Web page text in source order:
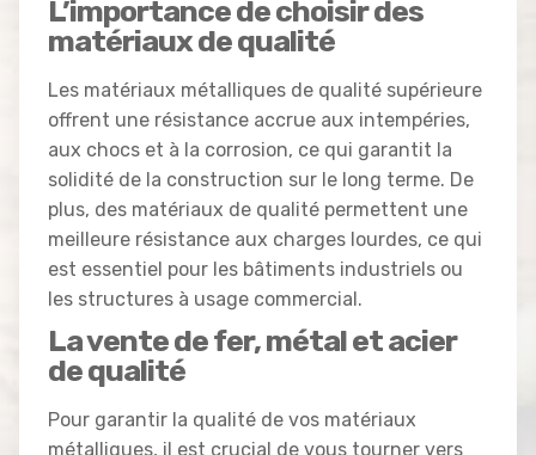
L’importance de choisir des
matériaux de qualité
Les matériaux métalliques de qualité supérieure
offrent une résistance accrue aux intempéries,
aux chocs et à la corrosion, ce qui garantit la
solidité de la construction sur le long terme. De
plus, des matériaux de qualité permettent une
meilleure résistance aux charges lourdes, ce qui
est essentiel pour les bâtiments industriels ou
les structures à usage commercial.
La vente de fer, métal et acier
de qualité
Pour garantir la qualité de vos matériaux
métalliques, il est crucial de vous tourner vers